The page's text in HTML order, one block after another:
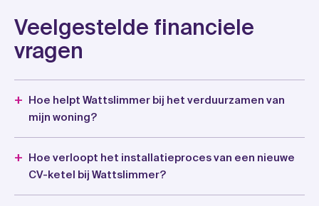
Veelgestelde financiele
vragen
Hoe helpt Wattslimmer bij het verduurzamen van
mijn woning?
Hoe verloopt het installatieproces van een nieuwe
CV-ketel bij Wattslimmer?